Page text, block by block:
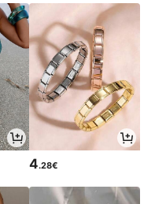
4.28€